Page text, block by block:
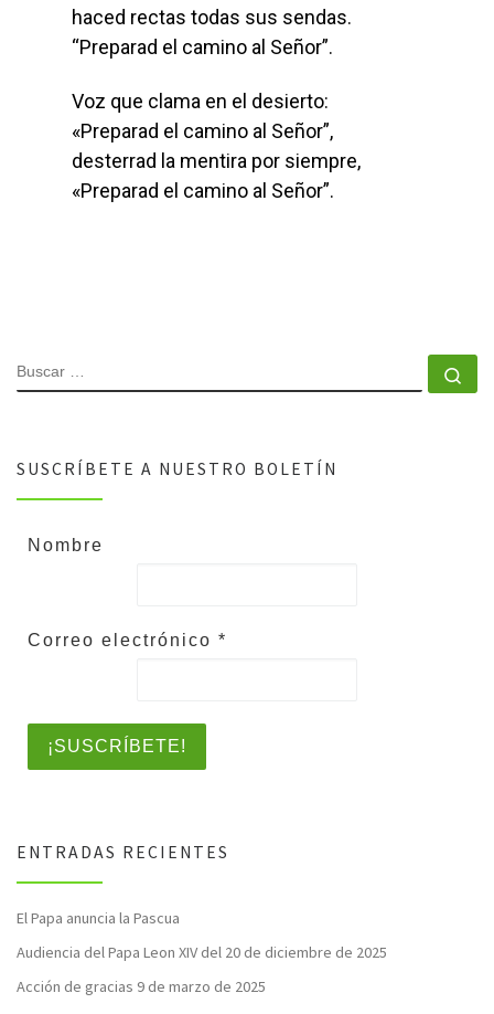
haced rectas todas sus sendas.
“Preparad el camino al Señor”.
Voz que clama en el desierto:
«Preparad el camino al Señor”,
desterrad la mentira por siempre,
«Preparad el camino al Señor”.
SUSCRÍBETE A NUESTRO BOLETÍN
Nombre
Correo electrónico *
ENTRADAS RECIENTES
El Papa anuncia la Pascua
Audiencia del Papa Leon XIV del 20 de diciembre de 2025
Acción de gracias 9 de marzo de 2025